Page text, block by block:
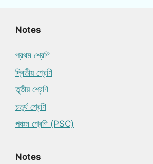
Notes
প্রথম শ্রেণি
দ্বিতীয় শ্রেণি
তৃতীয় শ্রেণি
চতুর্থ শ্রেণি
পঞ্চম শ্রেণি (PSC)
Notes